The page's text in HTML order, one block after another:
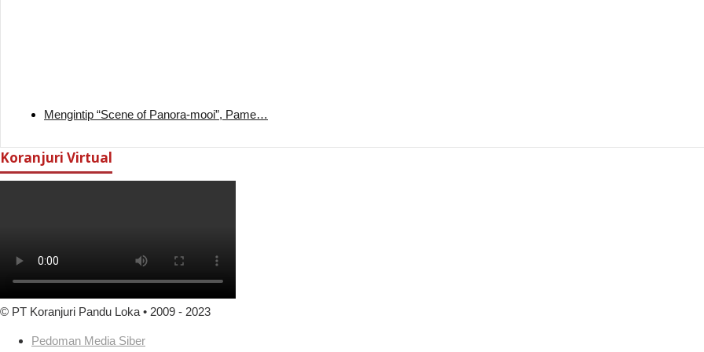
Mengintip “Scene of Panora-mooi”, Pame…
Koranjuri Virtual
© PT Koranjuri Pandu Loka • 2009 - 2023
Pedoman Media Siber